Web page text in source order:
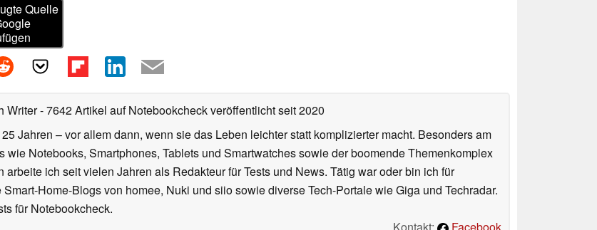
Quelle
Writer- 7642 Artikel auf Notebookcheck veröffentlichtseit 2020
Jahren – vor allem dann, wenn sie das Leben leichter statt komplizierter macht. Besonders am
wie Notebooks, Smartphones, Tablets und Smartwatches sowie der boomende Themenkomplex
ich seit vielen Jahren als Redakteur für Tests und News. Tätig war oder bin ich für
Home-Blogs von homee, Nuki und siio sowie diverse Tech-Portale wie Giga und Techradar.
für Notebookcheck.